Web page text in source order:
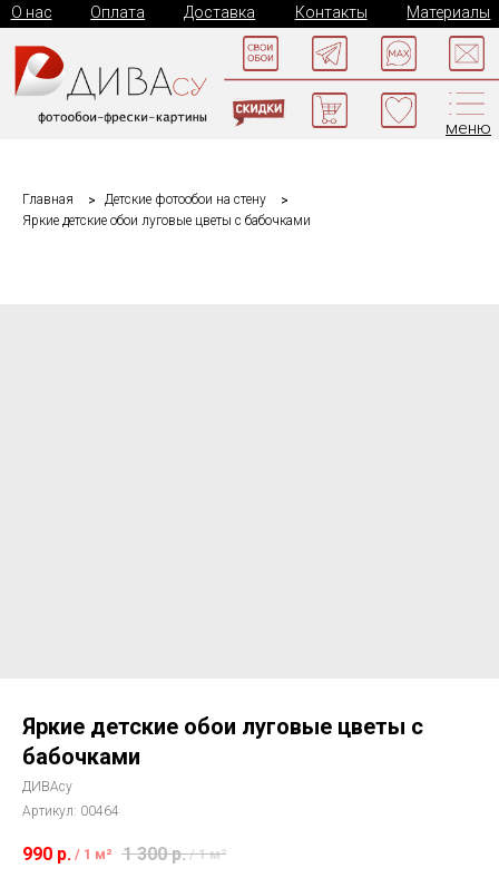
Контакты Материалы
О нас Доставка
Оплата
меню
Главная
Детские фотообои на стену
Яркие детские обои луговые цветы с бабочками
Яркие детские обои луговые цветы с
бабочками
ДИВАсу
Артикул: 00464
990 р. / 1 м² 1 300 р. / 1 м²